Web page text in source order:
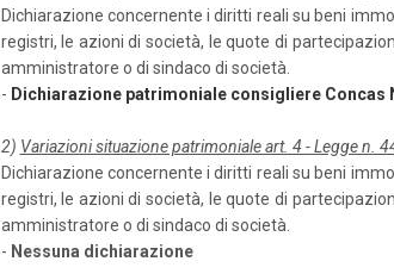
Dichiarazione concernente i diritti reali su beni
registri, le azioni di società, le quote di
amministratore o di sindaco di società.
- Dichiarazione patrimoniale consigliere Concas
2) Variazioni situazione patrimoniale art. 4 - Legge n.
Dichiarazione concernente i diritti reali su beni
registri, le azioni di società, le quote di
amministratore o di sindaco di società.
- Nessuna dichiarazione